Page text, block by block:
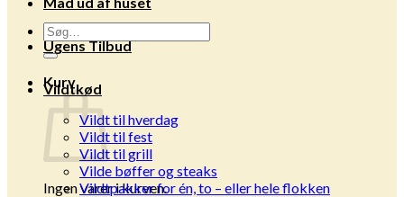
Søg
efter:
Kurv
Ingen varer i kurven.
Ugens Tilbud
Vildtkød
Vildt til hverdag
Vildt til fest
Vildt til grill
Vilde bøffer og steaks
Vildtpakker for én, to – eller hele flokken